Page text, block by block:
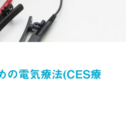
の電気療法(CES療